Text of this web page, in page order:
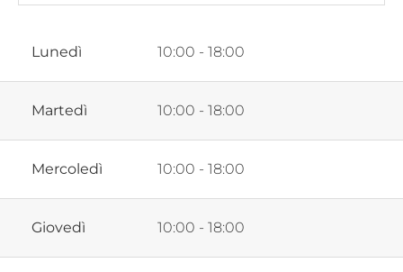
Lunedì 10:00 - 18:00
Martedì 10:00 - 18:00
Mercoledì 10:00 - 18:00
Giovedì 10:00 - 18:00